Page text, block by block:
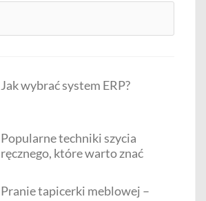
Jak wybrać system ERP?
Popularne techniki szycia
ręcznego, które warto znać
Pranie tapicerki meblowej –